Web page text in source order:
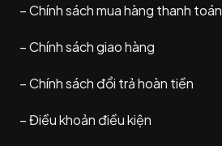
–Chính sách mua hàng thanh toán
–Chính sách giao hàng
–Chính sách đổi trả hoàn tiền
–Điều khoản điều kiện